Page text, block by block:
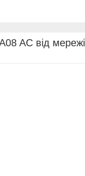
AC від мережі